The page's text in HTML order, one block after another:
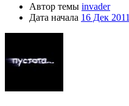
Автор темы invader
Дата начала 16 Дек 2011